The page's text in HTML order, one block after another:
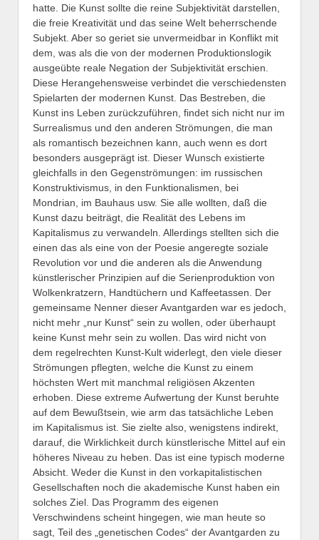
hatte. Die Kunst sollte die reine Subjektivität darstellen,
die freie Kreativität und das seine Welt beherrschende
Subjekt. Aber so geriet sie unvermeidbar in Konflikt mit
dem, was als die von der modernen Produktionslogik
ausgeübte reale Negation der Subjektivität erschien.
Diese Herangehensweise verbindet die verschiedensten
Spielarten der modernen Kunst. Das Bestreben, die
Kunst ins Leben zurückzuführen, findet sich nicht nur im
Surrealismus und den anderen Strömungen, die man
als romantisch bezeichnen kann, auch wenn es dort
besonders ausgeprägt ist. Dieser Wunsch existierte
gleichfalls in den Gegenströmungen: im russischen
Konstruktivismus, in den Funktionalismen, bei
Mondrian, im Bauhaus usw. Sie alle wollten, daß die
Kunst dazu beiträgt, die Realität des Lebens im
Kapitalismus zu verwandeln. Allerdings stellten sich die
einen das als eine von der Poesie angeregte soziale
Revolution vor und die anderen als die Anwendung
künstlerischer Prinzipien auf die Serienproduktion von
Wolkenkratzern, Handtüchern und Kaffeetassen. Der
gemeinsame Nenner dieser Avantgarden war es jedoch,
nicht mehr „nur Kunst“ sein zu wollen, oder überhaupt
keine Kunst mehr sein zu wollen. Das wird nicht von
dem regelrechten Kunst-Kult widerlegt, den viele dieser
Strömungen pflegten, welche die Kunst zu einem
höchsten Wert mit manchmal religiösen Akzenten
erhoben. Diese extreme Aufwertung der Kunst beruhte
auf dem Bewußtsein, wie arm das tatsächliche Leben
im Kapitalismus ist. Sie zielte also, wenigstens indirekt,
darauf, die Wirklichkeit durch künstlerische Mittel auf ein
höheres Niveau zu heben. Das ist eine typisch moderne
Absicht. Weder die Kunst in den vorkapitalistischen
Gesellschaften noch die akademische Kunst haben ein
solches Ziel. Das Programm des eigenen
Verschwindens scheint hingegen, wie man heute so
sagt, Teil des „genetischen Codes“ der Avantgarden zu